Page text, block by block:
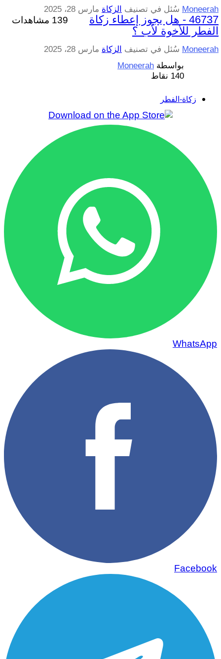
Moneerah سُئل في تصنيف الزكاة مارس 28، 2025
139 مشاهدات
46737 - هل يجوز إعطاء زكاة
الفطر للأخوة لأب ؟
Moneerah سُئل في تصنيف الزكاة مارس 28، 2025
بواسطة Moneerah
140 نقاط
زكاة-الفطر
WhatsApp
Facebook